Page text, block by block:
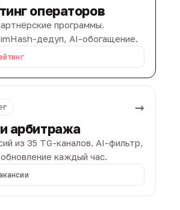
операторов
программы.
дедуп, AI-обогащение.
→
арбитража
из 35 TG-каналов. AI-фильтр,
каждый час.